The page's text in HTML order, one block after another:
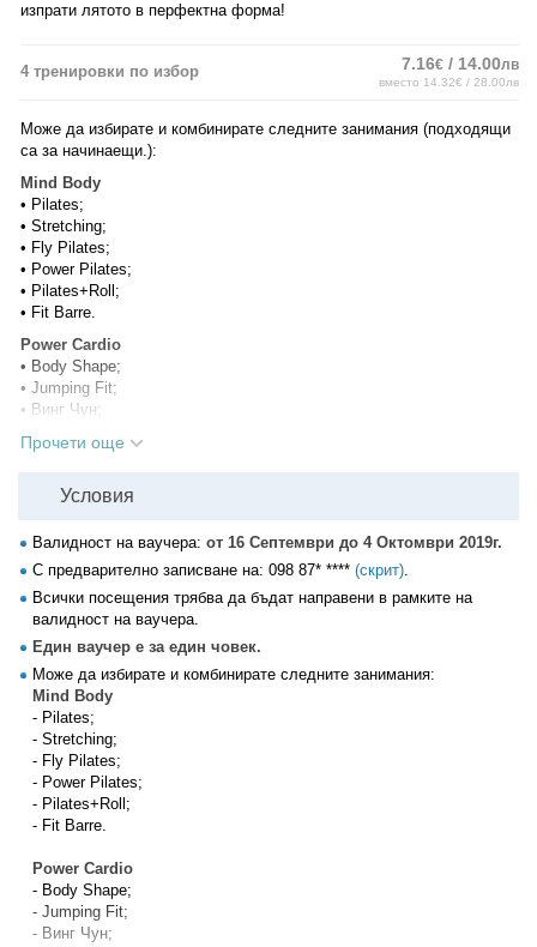
изпрати лятото в перфектна форма!
4 тренировки по избор 7.16€ / 14.00лв
вместо 14.32€ / 28.00лв
Може да избирате и комбинирате следните занимания (подходящи
са за начинаещи.):
Mind Body
• Pilates;
• Stretching;
• Fly Pilates;
• Power Pilates;
• Pilates+Roll;
• Fit Barre.
Power Cardio
• Body Shape;
• Jumping Fit;
• Винг Чун;
• Bungee Fitness;
• Интервална тренировка.
• Salsa;
• Бачата;
• Salsa Styling;
• Moderen Ballet;
• Body Ballet;
• Фламенко;
• Dancelo.
Прочети още
Условия
Валидност на ваучера: от 16 Септември до 4 Октомври 2019г.
С предварително записване на: 098 87* **** (скрит).
Всички посещения трябва да бъдат направени в рамките на
валидност на ваучера.
Един ваучер е за един човек.
Може да избирате и комбинирате следните занимания:
Mind Body
- Pilates;
- Stretching;
- Fly Pilates;
- Power Pilates;
- Pilates+Roll;
- Fit Barre.
Power Cardio
- Body Shape;
- Jumping Fit;
- Винг Чун;